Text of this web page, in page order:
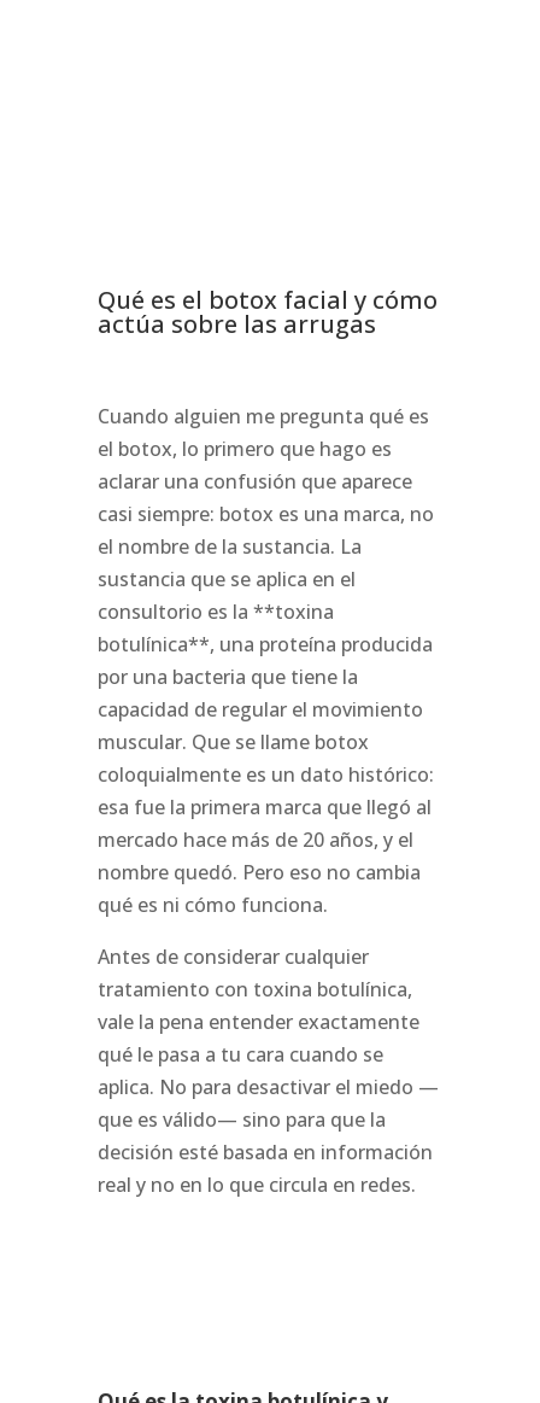
Qué es el botox facial y cómo
actúa sobre las arrugas
Cuando alguien me pregunta qué es
el botox, lo primero que hago es
aclarar una confusión que aparece
casi siempre: botox es una marca, no
el nombre de la sustancia. La
sustancia que se aplica en el
consultorio es la **toxina
botulínica**, una proteína producida
por una bacteria que tiene la
capacidad de regular el movimiento
muscular. Que se llame botox
coloquialmente es un dato histórico:
esa fue la primera marca que llegó al
mercado hace más de 20 años, y el
nombre quedó. Pero eso no cambia
qué es ni cómo funciona.
Antes de considerar cualquier
tratamiento con toxina botulínica,
vale la pena entender exactamente
qué le pasa a tu cara cuando se
aplica. No para desactivar el miedo —
que es válido— sino para que la
decisión esté basada en información
real y no en lo que circula en redes.